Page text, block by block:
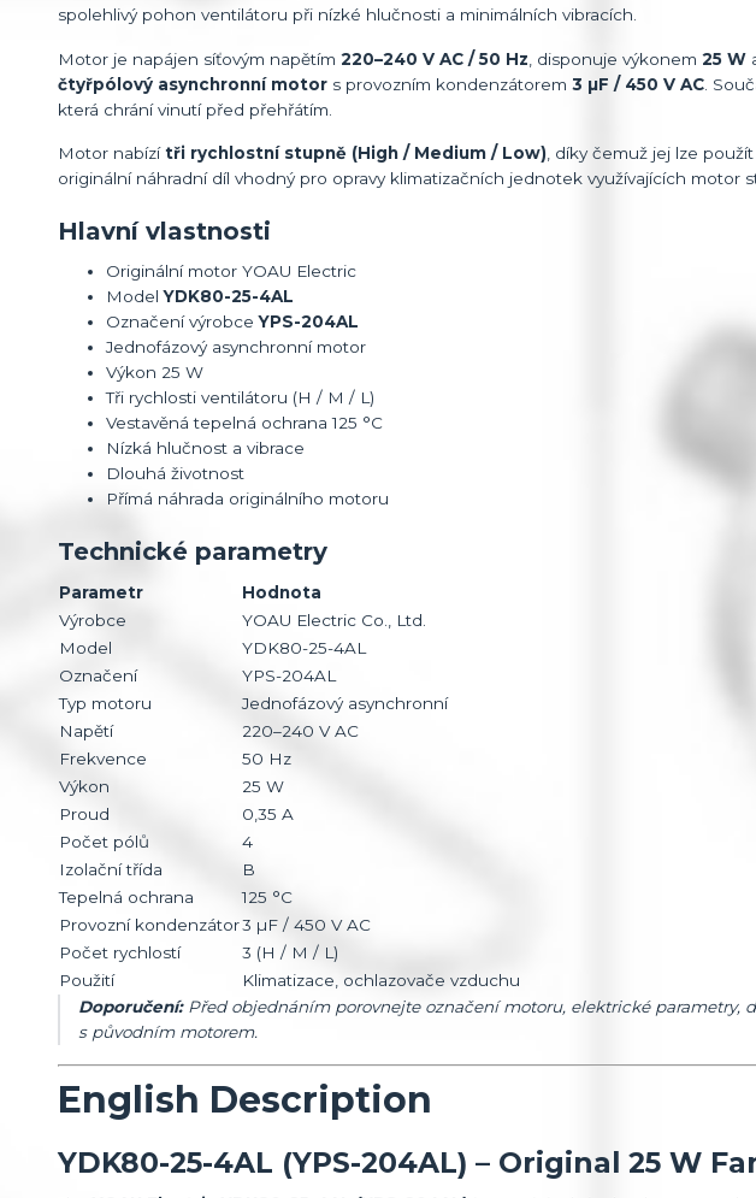
spolehlivý pohon ventilátoru při nízké hlučnosti a minimálních vibracích.
Motor je napájen síťovým napětím 220–240 V AC / 50 Hz , disponuje výkonem 25 W
čtyřpólový asynchronní motor s provozním kondenzátorem 3 µF / 450 V AC .
která chrání vinutí před přehřátím.
Motor nabízítři rychlostní stupně (High / Medium / Low), díky čemuž jej lze
originální náhradní díl vhodný pro opravy klimatizačních jednotek využívajících motor
Hlavní vlastnosti
Originální motor YOAU Electric
ModelYDK80-25-4AL
Označení výrobceYPS-204AL
Jednofázový asynchronní motor
Výkon 25 W
Tři rychlosti ventilátoru (H / M / L)
Vestavěná tepelná ochrana 125 °C
Nízká hlučnost a vibrace
Dlouhá životnost
Přímá náhrada originálního motoru
Technické parametry
Parametr
Hodnota
Výrobce
YOAU Electric Co., Ltd.
Model
YDK80-25-4AL
Označení
YPS-204AL
Typ motoru
Jednofázový asynchronní
Napětí
220–240 V AC
Frekvence
50 Hz
Výkon
25 W
Proud
0,35 A
Počet pólů
4
Izolační třída
B
Tepelná ochrana
125 °C
Provozní kondenzátor3 µF / 450 V AC
Počet rychlostí
3 (H / M / L)
Použití
Klimatizace, ochlazovače vzduchu
Doporučení:Před objednáním porovnejte označení motoru, elektrické parametry,
s původním motorem.
English Description
YDK80-25-4AL (YPS-204AL) – Original 25 W